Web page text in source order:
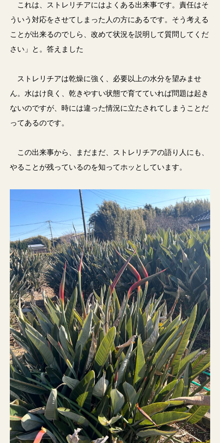
これは、ストレリチアにはよくある出来事です。責任はそ
ういう対応をさせてしまった人の方にあるです。そう考える
ことが出来るのでしら、改めて状況を説明して質問してくだ
さい」と。答えました
ストレリチアは乾燥に強く、必要以上の水分を望みませ
ん。水はけ良く、乾きやすい状態で育てていれば問題は起き
ないのですが、時には違った情況に立たされてしまうことだ
ってあるのです。
この出来事から、まだまだ、ストレリチアの語り人にも、
やることが残っているのを知ってホッとしています。